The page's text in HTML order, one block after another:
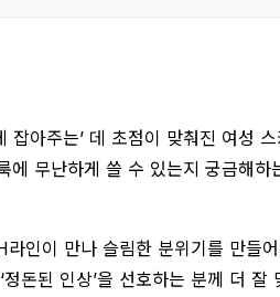
아주는’ 데 초점이 맞춰진 여성
무난하게 쓸 수 있는지 궁금해하
인이 만나 슬림한 분위기를 만들
돈된 인상’을 선호하는 분께 더 잘